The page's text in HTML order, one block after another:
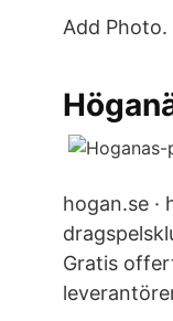
Add
hogan.se ·
Gratis